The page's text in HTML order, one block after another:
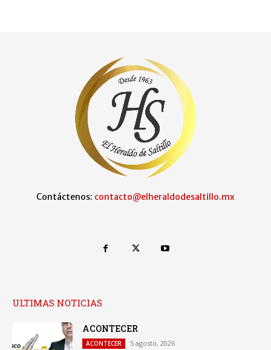
Contáctenos: contacto@elheraldodesaltillo.mx
ULTIMAS NOTICIAS
ACONTECER
ACONTECER 5 agosto, 2026